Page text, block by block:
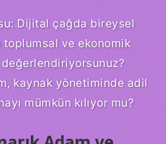
Dijital çağda bireysel
toplumsal ve ekonomik
kaynak yönetiminde adil
mümkün kılıyor mu?